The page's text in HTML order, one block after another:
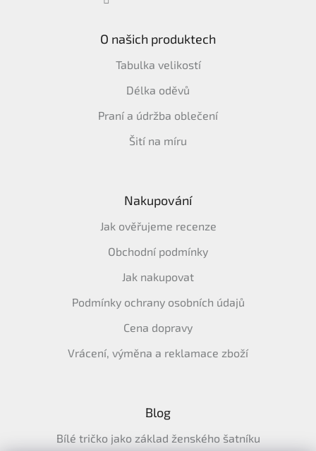
O našich produktech
Tabulka velikostí
Délka oděvů
Praní a údržba oblečení
Šití na míru
Nakupování
Jak ověřujeme recenze
Obchodní podmínky
Jak nakupovat
Podmínky ochrany osobních údajů
Cena dopravy
Vrácení, výměna a reklamace zboží
Blog
Bílé tričko jako základ ženského šatníku